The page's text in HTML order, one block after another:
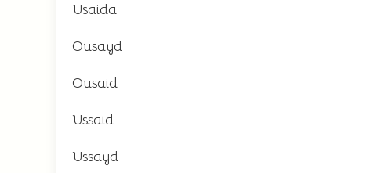
Usaida
Ousayd
Ousaid
Ussaid
Ussayd